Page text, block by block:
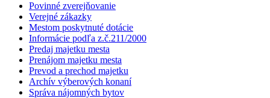
Povinné zverejňovanie
Verejné zákazky
Mestom poskytnuté dotácie
Informácie podľa z.č.211/2000
Predaj majetku mesta
Prenájom majetku mesta
Prevod a prechod majetku
Archív výberových konaní
Správa nájomných bytov